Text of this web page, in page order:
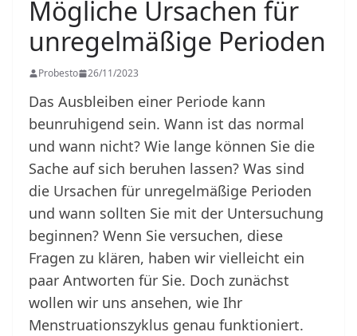
Mögliche Ursachen für
unregelmäßige Perioden
Probesto 26/11/2023
Das Ausbleiben einer Periode kann
beunruhigend sein. Wann ist das normal
und wann nicht? Wie lange können Sie die
Sache auf sich beruhen lassen? Was sind
die Ursachen für unregelmäßige Perioden
und wann sollten Sie mit der Untersuchung
beginnen? Wenn Sie versuchen, diese
Fragen zu klären, haben wir vielleicht ein
paar Antworten für Sie. Doch zunächst
wollen wir uns ansehen, wie Ihr
Menstruationszyklus genau funktioniert.